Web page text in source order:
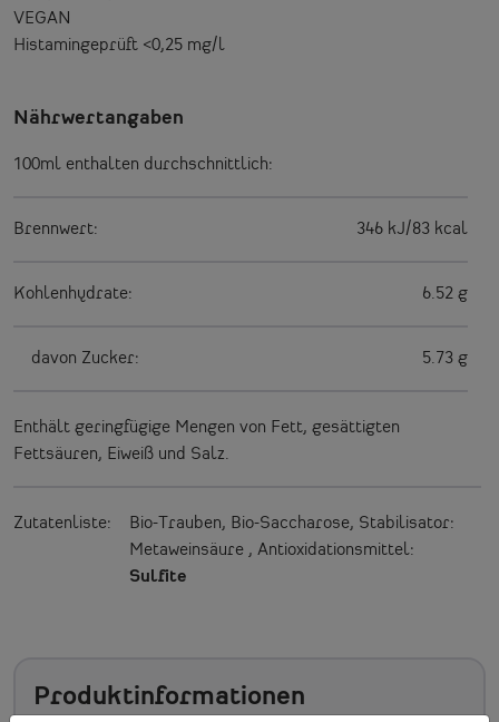
VEGAN
Histamingeprüft <0,25 mg/l
Nährwertangaben
100ml enthalten durchschnittlich:
Brennwert: 346 kJ/83 kcal
Kohlenhydrate: 6.52 g
davon Zucker: 5.73 g
Enthält geringfügige Mengen von Fett, gesättigten
Fettsäuren, Eiweiß und Salz.
Zutatenliste:
Bio-Trauben, Bio-Saccharose, Stabilisator:
Metaweinsäure , Antioxidationsmittel:
Sulfite
Produktinformationen